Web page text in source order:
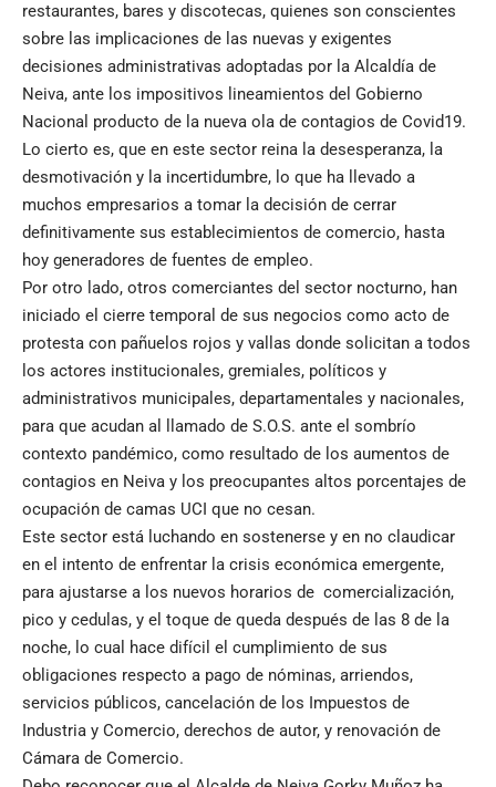
restaurantes, bares y discotecas, quienes son conscientes
sobre las implicaciones de las nuevas y exigentes
decisiones administrativas adoptadas por la Alcaldía de
Neiva, ante los impositivos lineamientos del Gobierno
Nacional producto de la nueva ola de contagios de Covid19.
Lo cierto es, que en este sector reina la desesperanza, la
desmotivación y la incertidumbre, lo que ha llevado a
muchos empresarios a tomar la decisión de cerrar
definitivamente sus establecimientos de comercio, hasta
hoy generadores de fuentes de empleo.
Por otro lado, otros comerciantes del sector nocturno, han
iniciado el cierre temporal de sus negocios como acto de
protesta con pañuelos rojos y vallas donde solicitan a todos
los actores institucionales, gremiales, políticos y
administrativos municipales, departamentales y nacionales,
para que acudan al llamado de S.O.S. ante el sombrío
contexto pandémico, como resultado de los aumentos de
contagios en Neiva y los preocupantes altos porcentajes de
ocupación de camas UCI que no cesan.
Este sector está luchando en sostenerse y en no claudicar
en el intento de enfrentar la crisis económica emergente,
para ajustarse a los nuevos horarios de comercialización,
pico y cedulas, y el toque de queda después de las 8 de la
noche, lo cual hace difícil el cumplimiento de sus
obligaciones respecto a pago de nóminas, arriendos,
servicios públicos, cancelación de los Impuestos de
Industria y Comercio, derechos de autor, y renovación de
Cámara de Comercio.